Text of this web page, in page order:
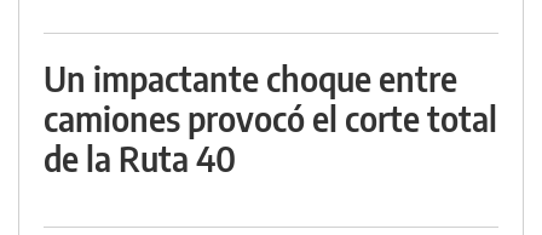
Un impactante choque entre
camiones provocó el corte total
de la Ruta 40